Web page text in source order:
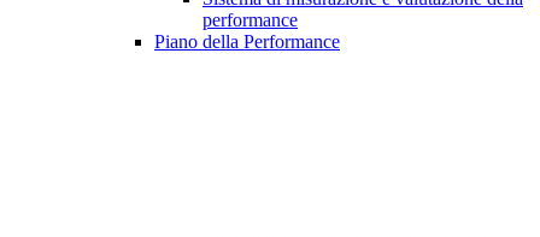
performance
Piano della Performance